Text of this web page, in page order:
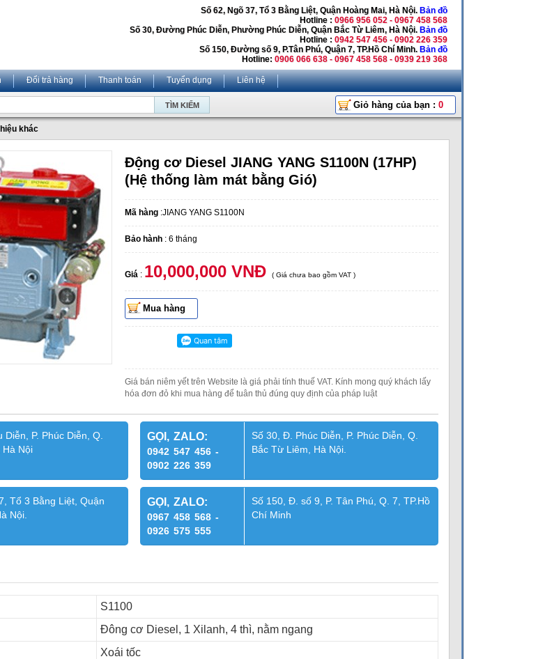
Số 62, Ngõ 37, Tổ 3 Bằng Liệt, Quận Hoàng Mai, Hà Nội. Bản đồ
Hotline : 0966 956 052 - 0967 458 568
Số 30, Đường Phúc Diễn, Phường Phúc Diễn, Quận Bắc Từ Liêm, Hà Nội. Bản đồ
Hotline : 0942 547 456 - 0902 226 359
Số 150, Đường số 9, P.Tân Phú, Quận 7, TP.Hồ Chí Minh. Bản đồ
Hotline: 0906 066 638 - 0967 458 568 - 0939 219 368
Đổi trả hàng Thanh toán Tuyển dụng Liên hệ
Giỏ hàng của bạn : 0
khác
Động cơ Diesel JIANG YANG S1100N (17HP)
(Hệ thống làm mát bằng Gió)
Mã hàng :JIANG YANG S1100N
Bảo hành : 6 tháng
Giá : 10,000,000 VNĐ ( Giá chưa bao gồm VAT )
Mua hàng
Giá bán niêm yết trên Website là giá phải tính thuế VAT. Kính mong quý khách lấy
hóa đơn đỏ khi mua hàng để tuân thủ đúng quy định của pháp luật
Diễn, P. Phúc Diễn, Q.
Hà Nội
GỌI, ZALO:
0942 547 456 -
0902 226 359
Số 30, Đ. Phúc Diễn, P. Phúc Diễn, Q.
Bắc Từ Liêm, Hà Nội.
Tổ 3 Bằng Liệt, Quận
Nội.
GỌI, ZALO:
0967 458 568 -
0926 575 555
Số 150, Đ. số 9, P. Tân Phú, Q. 7, TP.Hồ
Chí Minh
S1100
Đông cơ Diesel, 1 Xilanh, 4 thì, nằm ngang
Xoái tốc